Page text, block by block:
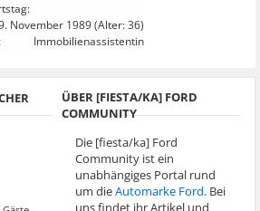
November 1989(Alter: 36)
Immobilienassistentin
ÜBER [FIESTA/KA] FORD
COMMUNITY
Die [fiesta/ka] Ford
Community ist ein
unabhängiges Portal rund
um dieAutomarke Ford. Bei
uns findet ihr Artikel und